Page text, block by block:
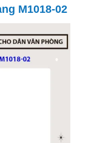
M1018-02